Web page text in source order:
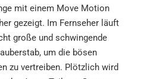
mit einem Move Motion
gezeigt. Im Fernseher läuft
große und schwingende
um die bösen
zu vertreiben. Plötzlich wird